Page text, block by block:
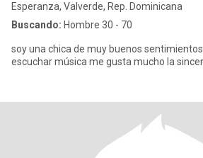
Esperanza, Valverde, Rep. Dominicana
Buscando: Hombre 30 - 70
soy una chica de muy buenos
escuchar música me gusta mucho la